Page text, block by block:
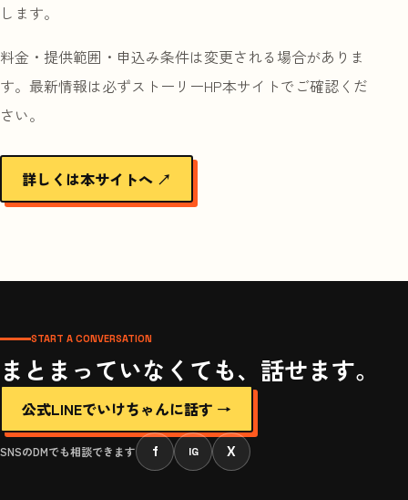
します。
料金・提供範囲・申込み条件は変更される場合がありま
す。最新情報は必ずストーリーHP本サイトでご確認くだ
さい。
詳しくは本サイトへ ↗
START A CONVERSATION
まとまっていなくても、話せます。
公式LINEでいけちゃんに話す →
SNSのDMでも相談できます f IG X